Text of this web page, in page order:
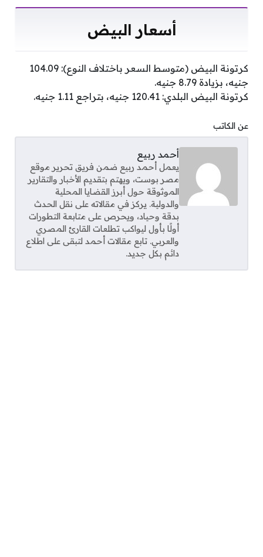
أسعار البيض
كرتونة البيض (متوسط السعر باختلاف النوع): 104.09
جنيه، بزيادة 8.79 جنيه.
كرتونة البيض البلدي: 120.41 جنيه، بتراجع 1.11 جنيه.
عن الكاتب
أحمد ربيع
يعمل أحمد ربيع ضمن فريق تحرير موقع
مصر بوست، ويهتم بتقديم الأخبار والتقارير
الموثوقة حول أبرز القضايا المحلية
والدولية. يركز في مقالاته على نقل الحدث
بدقة وحياد، ويحرص على متابعة التطورات
أولًا بأول ليواكب تطلعات القارئ المصري
والعربي. تابع مقالات أحمد لتبقى على اطلاع
دائم بكل جديد.